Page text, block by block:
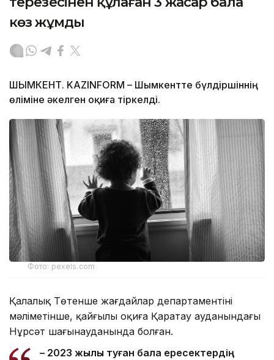
көз жұмды
ШЫМКЕНТ. KAZINFORM – Шымкентте бүлдіршіннің
өліміне әкелген оқиға тіркелді.
Фото: pexels.com
Қалалық Төтенше жағдайлар департаментінің
мәліметінше, қайғылы оқиға Қаратау ауданындағы
Нұрсәт шағынауданында болған.
– 2023 жылы туған бала ересектердің